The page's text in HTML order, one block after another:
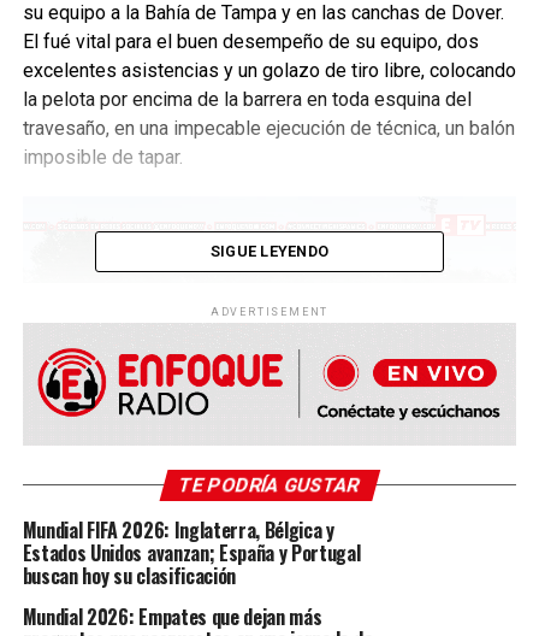
su equipo a la Bahía de Tampa y en las canchas de Dover.
El fué vital para el buen desempeño de su equipo, dos
excelentes asistencias y un golazo de tiro libre, colocando
la pelota por encima de la barrera en toda esquina del
travesaño, en una impecable ejecución de técnica, un balón
imposible de tapar.
Daniel Piedra es dueño de una gran calidad futbolística y
tiene sin lugar a dudas un futuro brillante en el balompié
pudiendo jugar para dos selecciones de su categoría, con
Estados Unidos, Perú o Ecuador.
Su papá Héctor Piedra nació en el país inca, mientras que
SIGUE LEYENDO
ADVERTISEMENT
TE PODRÍA GUSTAR
Mundial FIFA 2026: Inglaterra, Bélgica y
Estados Unidos avanzan; España y Portugal
buscan hoy su clasificación
Mundial 2026: Empates que dejan más